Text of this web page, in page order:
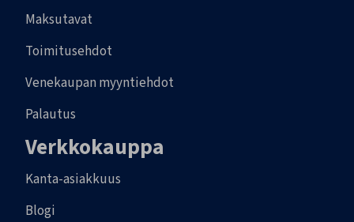
Maksutavat
Toimitusehdot
Venekaupan myyntiehdot
Palautus
Verkkokauppa
Kanta-asiakkuus
Blogi